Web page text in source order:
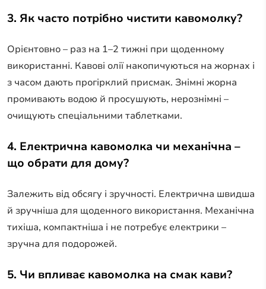
3. Як часто потрібно чистити кавомолку?
Орієнтовно – раз на 1–2 тижні при щоденному
використанні. Кавові олії накопичуються на жорнах і
з часом дають прогірклий присмак. Знімні жорна
промивають водою й просушують, нерознімні –
очищують спеціальними таблетками.
4. Електрична кавомолка чи механічна –
що обрати для дому?
Залежить від обсягу і зручності. Електрична швидша
й зручніша для щоденного використання. Механічна
тихіша, компактніша і не потребує електрики –
зручна для подорожей.
5. Чи впливає кавомолка на смак кави?